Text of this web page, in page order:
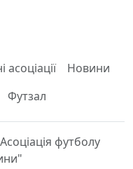
асоціації
Новини
Футзал
футболу